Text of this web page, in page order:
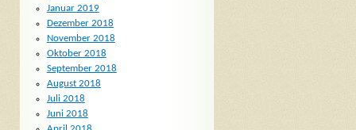
Januar 2019
Dezember 2018
November 2018
Oktober 2018
September 2018
August 2018
Juli 2018
Juni 2018